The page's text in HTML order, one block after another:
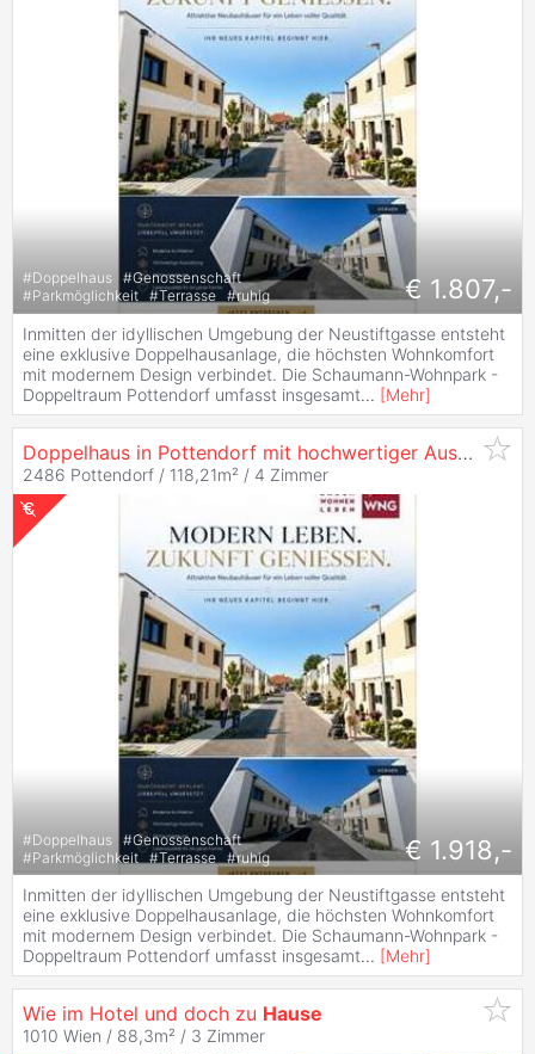
#Doppelhaus #Genossenschaft
#Parkmöglichkeit #Terrasse #ruhig € 1.807,-
Inmitten der idyllischen Umgebung der Neustiftgasse entsteht
eine exklusive Doppelhausanlage, die höchsten Wohnkomfort
mit modernem Design verbindet. Die Schaumann-Wohnpark -
Doppeltraum Pottendorf umfasst insgesamt... [Mehr]
Doppelhaus in Pottendorf mit hochwertiger Ausstattung - Zur
2486 Pottendorf / 118,21m² / 4 Zimmer
#Doppelhaus #Genossenschaft
#Parkmöglichkeit #Terrasse #ruhig € 1.918,-
Inmitten der idyllischen Umgebung der Neustiftgasse entsteht
eine exklusive Doppelhausanlage, die höchsten Wohnkomfort
mit modernem Design verbindet. Die Schaumann-Wohnpark -
Doppeltraum Pottendorf umfasst insgesamt... [Mehr]
Wie im Hotel und doch zu Hause
1010 Wien / 88,3m² / 3 Zimmer